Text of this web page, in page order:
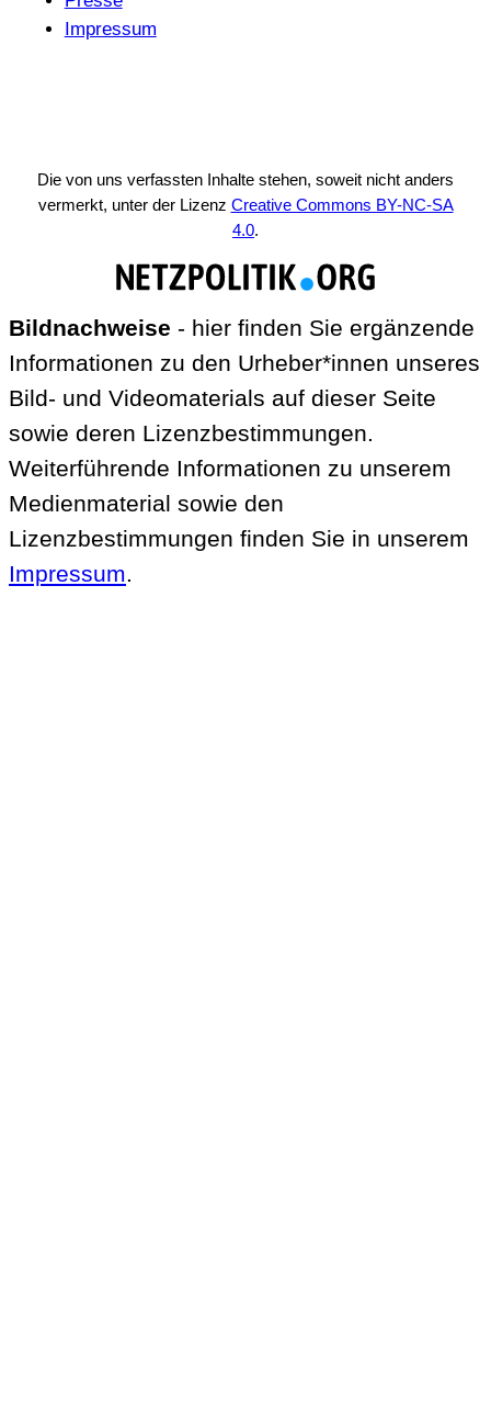
Impressum
Die von uns verfassten Inhalte stehen, soweit nicht anders
vermerkt, unter der Lizenz Creative Commons BY-NC-SA
4.0.
Bildnachweise - hier finden Sie ergänzende
Informationen zu den Urheber*innen unseres
Bild- und Videomaterials auf dieser Seite
sowie deren Lizenzbestimmungen.
Weiterführende Informationen zu unserem
Medienmaterial sowie den
Lizenzbestimmungen finden Sie in unserem
Impressum